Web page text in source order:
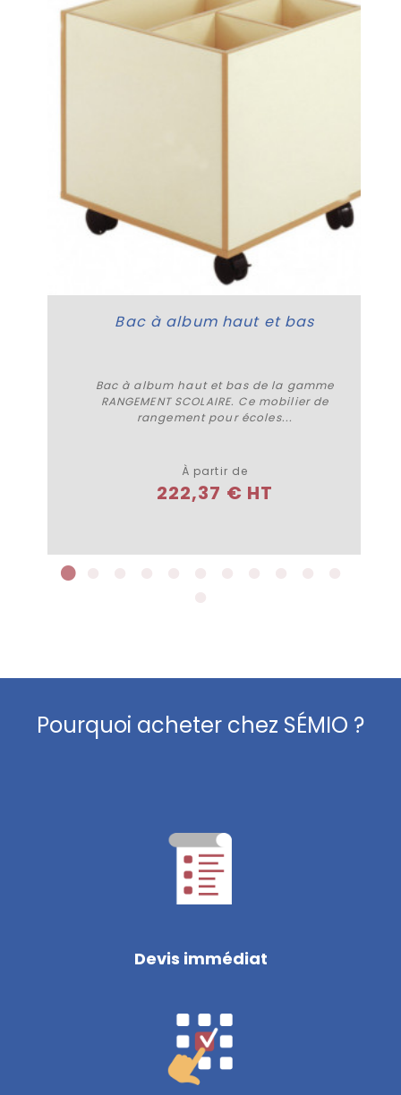
Bac à album haut et bas
Bac à album haut et bas de la gamme
RANGEMENT SCOLAIRE. Ce mobilier de
rangement pour écoles...
À partir de
222,37 € HT
Pourquoi acheter chez SÉMIO ?
Devis immédiat